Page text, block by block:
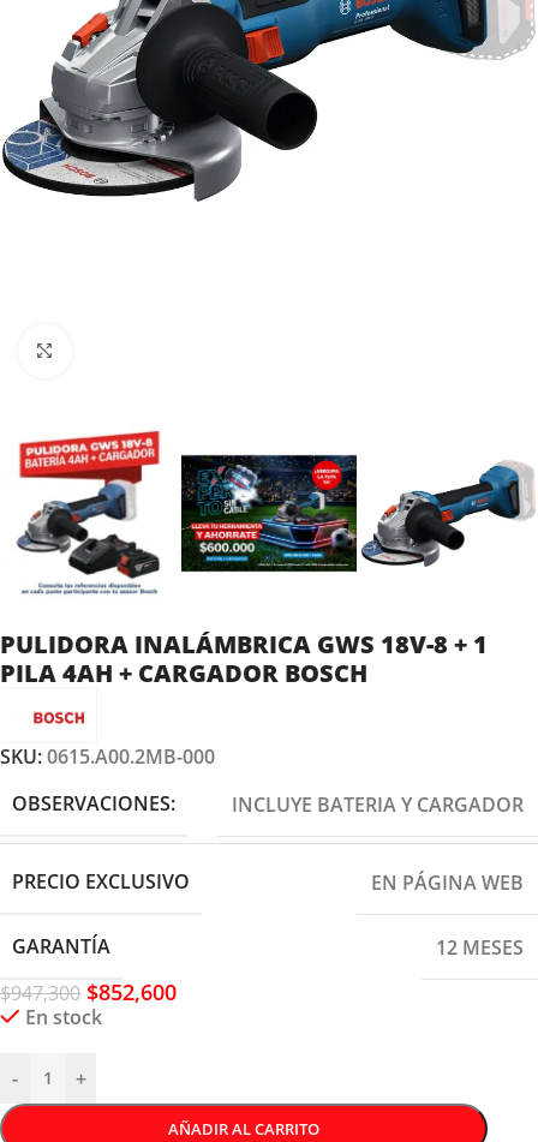
PULIDORA INALÁMBRICA GWS 18V-8 + 1
PILA 4AH + CARGADOR BOSCH
SKU:0615.A00.2MB-000
OBSERVACIONES:
INCLUYE BATERIA Y CARGADOR
PRECIO EXCLUSIVO EN PÁGINA WEB
GARANTÍA
12 MESES
$947,300 $852,600
En stock
- +
AÑADIR AL CARRITO